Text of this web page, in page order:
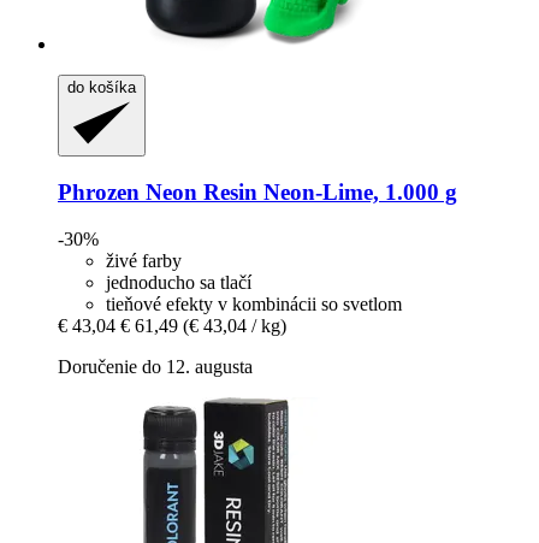
do košíka
Phrozen Neon Resin Neon-​Lime, 1.000 g
-30%
živé farby
jednoducho sa tlačí
tieňové efekty v kombinácii so svetlom
€ 43,04 € 61,49 (€ 43,04 / kg)
Doručenie do 12. augusta